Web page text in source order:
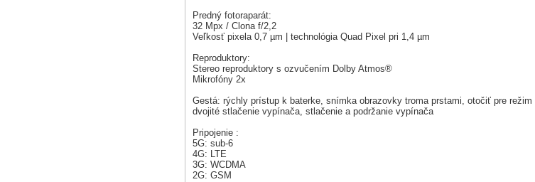
Predný fotoraparát:
32 Mpx / Clona f/2,2
Veľkosť pixela 0,7 µm | technológia Quad Pixel pri 1,4 µm
Reproduktory:
Stereo reproduktory s ozvučením Dolby Atmos®
Mikrofóny 2x
Gestá: rýchly prístup k baterke, snímka obrazovky troma prstami, otočiť pre
dvojité stlačenie vypínača, stlačenie a podržanie vypínača
Pripojenie :
5G: sub-6
4G: LTE
3G: WCDMA
2G: GSM